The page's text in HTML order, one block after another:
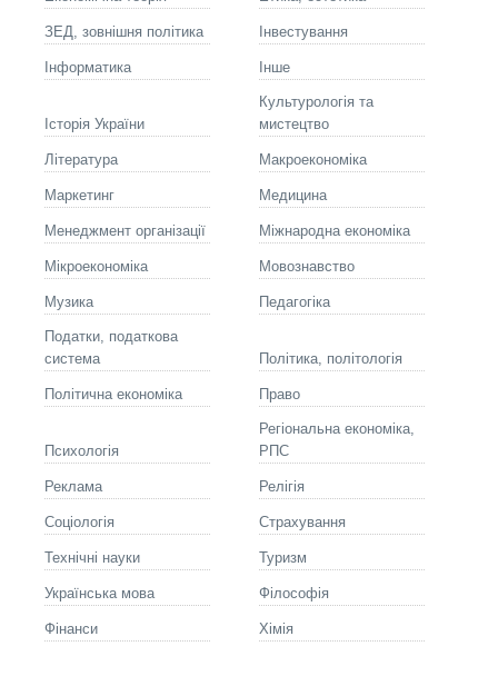
ЗЕД, зовнішня політика Інвестування
Інформатика Інше
Історія України
Культурологія та
мистецтво
Літературa Макроекономіка
Маркетинг Медицина
Менеджмент організації Міжнародна економіка
Мікроекономіка Мовознавство
Музика Педагогіка
Податки, податкова
система
Політика, політологія
Політична економіка Право
Психологія
Регіональна економіка,
РПС
Реклама Релігія
Соціологія Страхування
Технічні науки Туризм
Українська мова Філософія
Фінанси Хімія